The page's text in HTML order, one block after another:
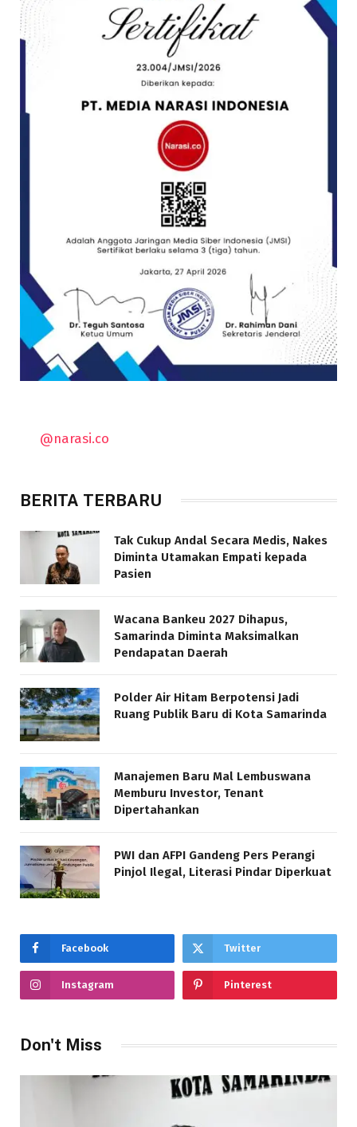
@narasi.co
BERITA TERBARU
Tak Cukup Andal Secara Medis, Nakes
Diminta Utamakan Empati kepada
Pasien
Wacana Bankeu 2027 Dihapus,
Samarinda Diminta Maksimalkan
Pendapatan Daerah
Polder Air Hitam Berpotensi Jadi
Ruang Publik Baru di Kota Samarinda
Manajemen Baru Mal Lembuswana
Memburu Investor, Tenant
Dipertahankan
PWI dan AFPI Gandeng Pers Perangi
Pinjol Ilegal, Literasi Pindar Diperkuat
Facebook Twitter
Instagram Pinterest
Don't Miss